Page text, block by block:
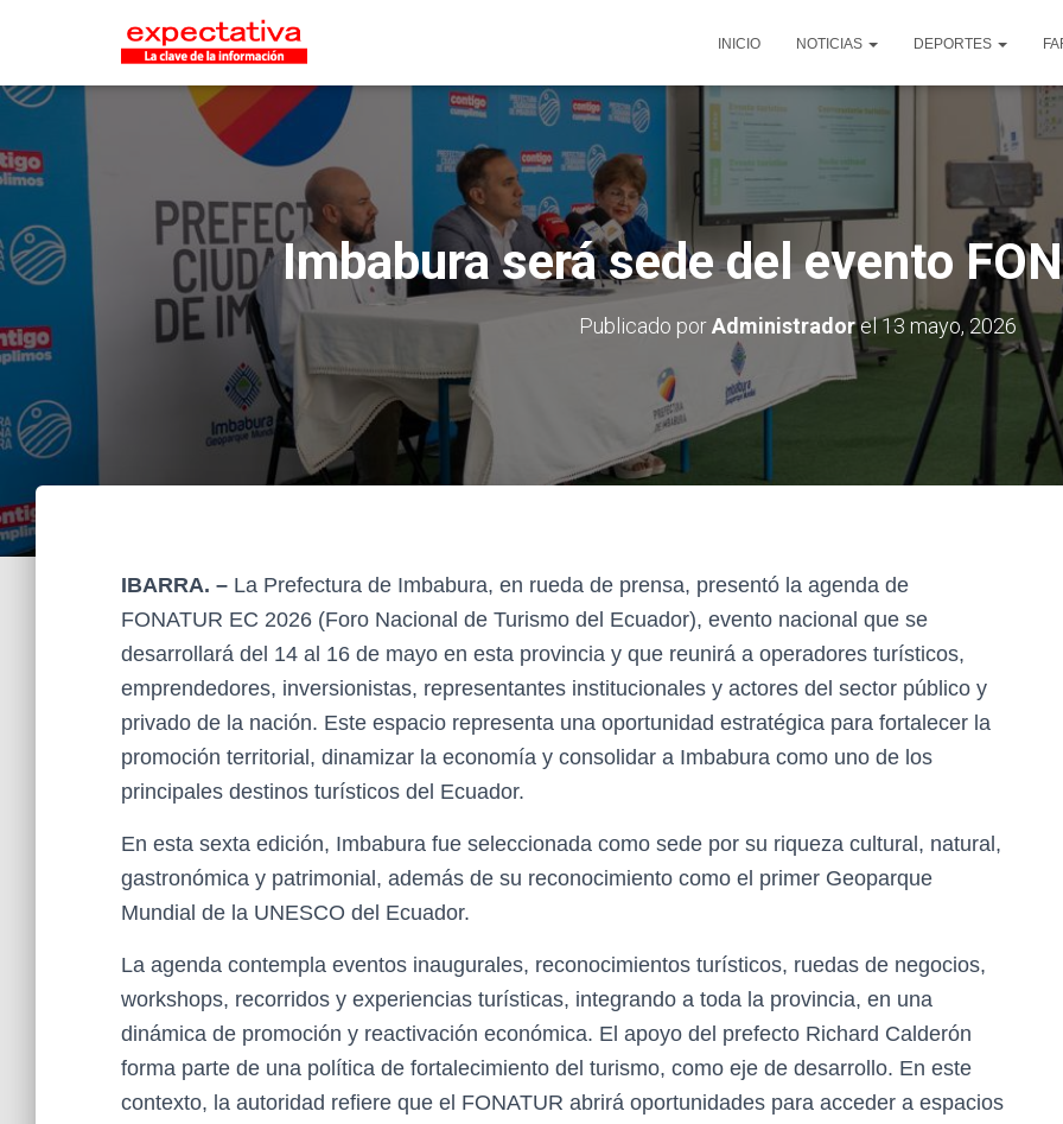
INICIO NOTICIAS DEPORTES
Imbabura será sede del evento
Publicado porAdministradorel13 mayo, 2026
IBARRA. – La Prefectura de Imbabura, en rueda de prensa, presentó la agenda de
FONATUR EC 2026 (Foro Nacional de Turismo del Ecuador), evento nacional que se
desarrollará del 14 al 16 de mayo en esta provincia y que reunirá a operadores turísticos,
emprendedores, inversionistas, representantes institucionales y actores del sector público y
privado de la nación. Este espacio representa una oportunidad estratégica para fortalecer la
promoción territorial, dinamizar la economía y consolidar a Imbabura como uno de los
principales destinos turísticos del Ecuador.
En esta sexta edición, Imbabura fue seleccionada como sede por su riqueza cultural, natural,
gastronómica y patrimonial, además de su reconocimiento como el primer Geoparque
Mundial de la UNESCO del Ecuador.
La agenda contempla eventos inaugurales, reconocimientos turísticos, ruedas de negocios,
workshops, recorridos y experiencias turísticas, integrando a toda la provincia, en una
dinámica de promoción y reactivación económica. El apoyo del prefecto Richard Calderón
forma parte de una política de fortalecimiento del turismo, como eje de desarrollo. En este
contexto, la autoridad refiere que el FONATUR abrirá oportunidades para acceder a espacios